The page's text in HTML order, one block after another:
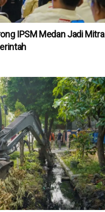
IPSM Medan Jadi Mitra